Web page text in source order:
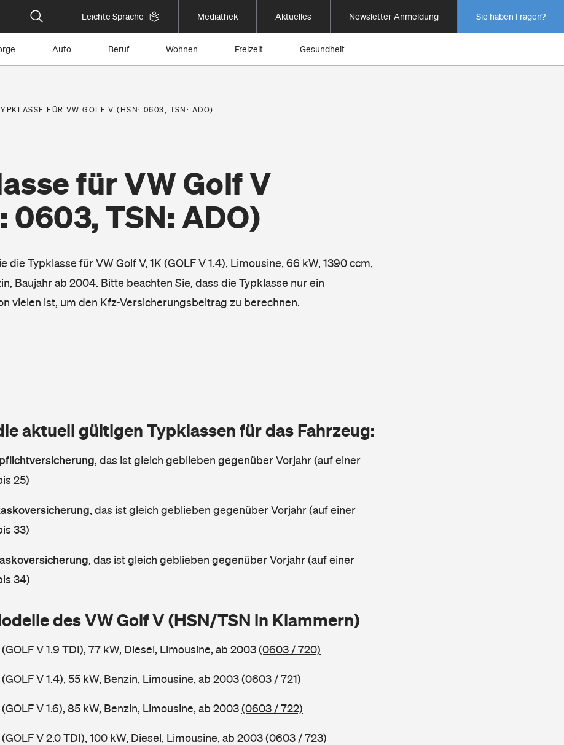
Leichte Sprache Mediathek Aktuelles Newsletter-Anmeldung Sie haben Fragen?
Auto Beruf Wohnen Freizeit Gesundheit
FÜR VW GOLF V (HSN: 0603, TSN: ADO)
für VW Golf V
0603, TSN: ADO)
die Typklasse für VW Golf V, 1K (GOLF V 1.4), Limousine, 66 kW, 1390 ccm,
Baujahr ab 2004. Bitte beachten Sie, dass die Typklasse nur ein
vielen ist, um den Kfz-Versicherungsbeitrag zu berechnen.
aktuell gültigen Typklassen für das Fahrzeug:
, das ist gleich geblieben gegenüber Vorjahr (auf einer
25)
, das ist gleich geblieben gegenüber Vorjahr (auf einer
33)
, das ist gleich geblieben gegenüber Vorjahr (auf einer
34)
des VW Golf V (HSN/TSN in Klammern)
(GOLF V 1.9 TDI), 77 kW, Diesel, Limousine, ab 2003(0603 / 720)
(GOLF V 1.4), 55 kW, Benzin, Limousine, ab 2003(0603 / 721)
(GOLF V 1.6), 85 kW, Benzin, Limousine, ab 2003(0603 / 722)
(GOLF V 2.0 TDI), 100 kW, Diesel, Limousine, ab 2003(0603 / 723)